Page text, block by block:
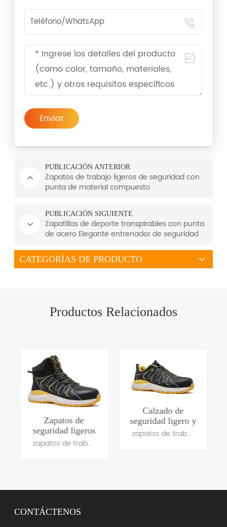
Enviar
PUBLICACIÓN ANTERIOR
Zapatos de trabajo ligeros de seguridad con
punta de material compuesto
PUBLICACIÓN SIGUIENTE
Zapatillas de deporte transpirables con punta
de acero Elegante entrenador de seguridad
CATEGORÍAS DE PRODUCTO
Productos Relacionados
Zapatos de
seguridad ligeros
Ultimate,
compuesto
zapatos de trabajo ligeros
Calzado de
seguridad ligero y
transpirable con
diseño de moda
zapatos de trabajo ligeros
CONTÁCTENOS